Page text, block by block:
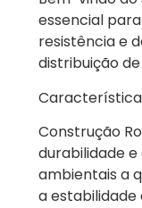
essencial
resistência e
distribuição
Construção
durabilidade
ambientais a
a estabilidade